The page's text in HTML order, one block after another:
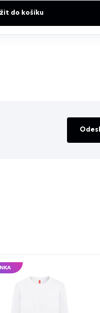
do košíku